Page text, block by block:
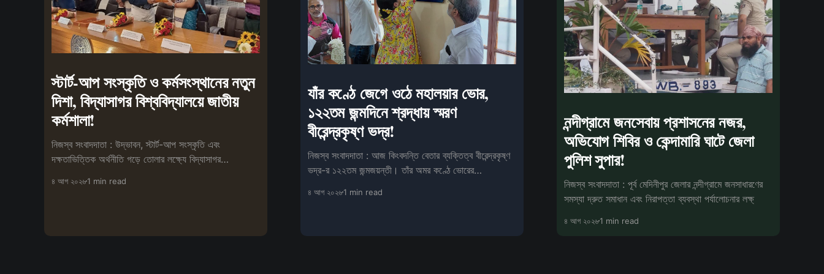
স্টার্ট-আপ সংস্কৃতি ও কর্মসংস্থানের নতুন
দিশা, বিদ্যাসাগর বিশ্ববিদ্যালয়ে জাতীয়
কর্মশালা!
নিজস্ব সংবাদদাতা : উদ্ভাবন, স্টার্ট-আপ সংস্কৃতি এবং
দক্ষতাভিত্তিক অর্থনীতি গড়ে তোলার লক্ষ্যে বিদ্যাসাগর
৪ আগ ২০২৬1 min read
যাঁর কণ্ঠে জেগে ওঠে মহালয়ার ভোর,
১২২তম জন্মদিনে শ্রদ্ধায় স্মরণ
বীরেন্দ্রকৃষ্ণ ভদ্র!
নিজস্ব সংবাদদাতা : আজ কিংবদন্তি বেতার ব্যক্তিত্ব বীরেন্দ্রকৃষ্ণ
ভদ্র-র ১২২তম জন্মজয়ন্তী। তাঁর অমর কণ্ঠে ভোরের
৪ আগ ২০২৬1 min read
নন্দীগ্রামে জনসেবায় প্রশাসনের নজর,
অভিযোগ শিবির ও কেন্দামারি ঘাটে জেলা
পুলিশ সুপার!
নিজস্ব সংবাদদাতা : পূর্ব মেদিনীপুর জেলার নন্দীগ্রামে জনসাধারণের
সমস্যা দ্রুত সমাধান এবং নিরাপত্তা ব্যবস্থা পর্যালোচনার লক্ষ্
৪ আগ ২০২৬1 min read